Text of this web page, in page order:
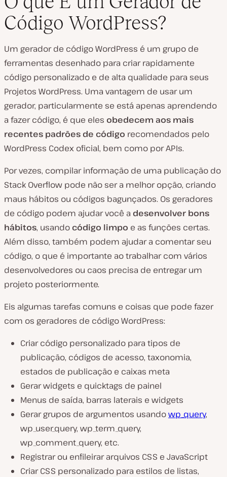
Código WordPress?
Um gerador de código WordPress é um grupo de
ferramentas desenhado para criar rapidamente
código personalizado e de alta qualidade para seus
Projetos WordPress. Uma vantagem de usar um
gerador, particularmente se está apenas aprendendo
a fazer código, é que eles obedecem aos mais
recentes padrões de código recomendados pelo
WordPress Codex oficial, bem como por APIs.
Por vezes, compilar informação de uma publicação do
Stack Overflow pode não ser a melhor opção, criando
maus hábitos ou códigos bagunçados. Os geradores
de código podem ajudar você a desenvolver bons
hábitos, usando código limpo e as funções certas.
Além disso, também podem ajudar a comentar seu
código, o que é importante ao trabalhar com vários
desenvolvedores ou caos precisa de entregar um
projeto posteriormente.
Eis algumas tarefas comuns e coisas que pode fazer
com os geradores de código WordPress:
Criar código personalizado para tipos de
publicação, códigos de acesso, taxonomia,
estados de publicação e caixas meta
Gerar widgets e quicktags de painel
Menus de saída, barras laterais e widgets
Gerar grupos de argumentos usandowp_query,
wp_user_query, wp_term_query,
wp_comment_query, etc.
Registrar ou enfileirar arquivos CSS e JavaScript
Criar CSS personalizado para estilos de listas,